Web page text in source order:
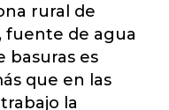
rural de
fuente de agua
basuras es
que en las
la